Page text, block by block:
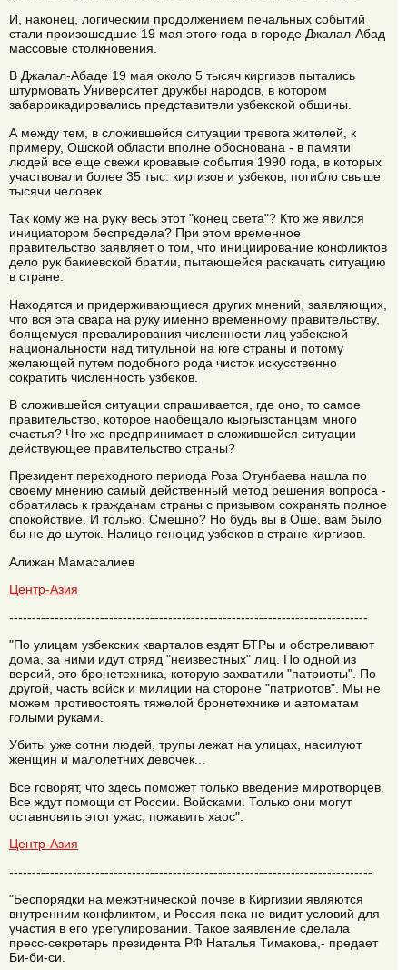
И, наконец, логическим продолжением печальных событий
стали произошедшие 19 мая этого года в городе Джалал-Абад
массовые столкновения.
В Джалал-Абаде 19 мая около 5 тысяч киргизов пытались
штурмовать Университет дружбы народов, в котором
забаррикадировались представители узбекской общины.
А между тем, в сложившейся ситуации тревога жителей, к
примеру, Ошской области вполне обоснована - в памяти
людей все еще свежи кровавые события 1990 года, в которых
участвовали более 35 тыс. киргизов и узбеков, погибло свыше
тысячи человек.
Так кому же на руку весь этот "конец света"? Кто же явился
инициатором беспредела? При этом временное
правительство заявляет о том, что инициирование конфликтов
дело рук бакиевской братии, пытающейся раскачать ситуацию
в стране.
Находятся и придерживающиеся других мнений, заявляющих,
что вся эта свара на руку именно временному правительству,
боящемуся превалирования численности лиц узбекской
национальности над титульной на юге страны и потому
желающей путем подобного рода чисток искусственно
сократить численность узбеков.
В сложившейся ситуации спрашивается, где оно, то самое
правительство, которое наобещало кыргызстанцам много
счастья? Что же предпринимает в сложившейся ситуации
действующее правительство страны?
Президент переходного периода Роза Отунбаева нашла по
своему мнению самый действенный метод решения вопроса -
обратилась к гражданам страны с призывом сохранять полное
спокойствие. И только. Смешно? Но будь вы в Оше, вам было
бы не до шуток. Налицо геноцид узбеков в стране киргизов.
Алижан Мамасалиев
Центр-Азия
-------------------------------------------------------------------------------
"По улицам узбекских кварталов ездят БТРы и обстреливают
дома, за ними идут отряд "неизвестных" лиц. По одной из
версий, это бронетехника, которую захватили "патриоты". По
другой, часть войск и милиции на стороне "патриотов". Мы не
можем противостоять тяжелой бронетехнике и автоматам
голыми руками.
Убиты уже сотни людей, трупы лежат на улицах, насилуют
женщин и малолетних девочек...
Все говорят, что здесь поможет только введение миротворцев.
Все ждут помощи от России. Войсками. Только они могут
оставновить этот ужас, пожавить хаос".
Центр-Азия
--------------------------------------------------------------------------------
"Беспорядки на межэтнической почве в Киргизии являются
внутренним конфликтом, и Россия пока не видит условий для
участия в его урегулировании. Такое заявление сделала
пресс-секретарь президента РФ Наталья Тимакова,- предает
Би-би-си.